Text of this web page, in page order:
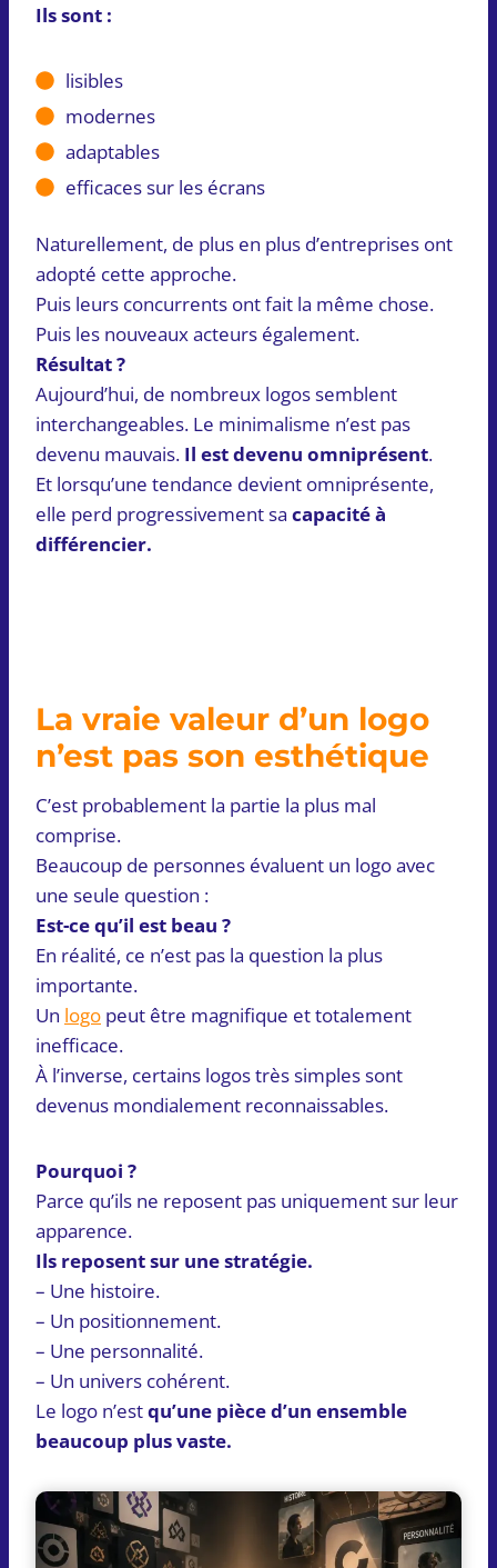
Ils sont :
lisibles
modernes
adaptables
efficaces sur les écrans
Naturellement, de plus en plus d’entreprises ont
adopté cette approche.
Puis leurs concurrents ont fait la même chose.
Puis les nouveaux acteurs également.
Résultat ?
Aujourd’hui, de nombreux logos semblent
interchangeables. Le minimalisme n’est pas
devenu mauvais. Il est devenu omniprésent.
Et lorsqu’une tendance devient omniprésente,
elle perd progressivement sa capacité à
différencier.
La vraie valeur d’un logo
n’est pas son esthétique
C’est probablement la partie la plus mal
comprise.
Beaucoup de personnes évaluent un logo avec
une seule question :
Est-ce qu’il est beau ?
En réalité, ce n’est pas la question la plus
importante.
Un logo peut être magnifique et totalement
inefficace.
À l’inverse, certains logos très simples sont
devenus mondialement reconnaissables.
Pourquoi ?
Parce qu’ils ne reposent pas uniquement sur leur
apparence.
Ils reposent sur une stratégie.
– Une histoire.
– Un positionnement.
– Une personnalité.
– Un univers cohérent.
Le logo n’estqu’une pièce d’un ensemble
beaucoup plus vaste.